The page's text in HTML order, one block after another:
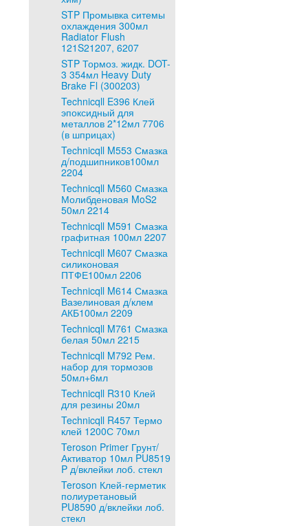
STP Промывка ситемы
охлаждения 300мл
Radiator Flush
121S21207, 6207
STP Тормоз. жидк. DOT-
3 354мл Heavy Duty
Brake Fl (300203)
Technicqll E396 Клей
эпоксидный для
металлов 2*12мл 7706
(в шприцах)
Technicqll M553 Смазка
д/подшипников100мл
2204
Technicqll M560 Смазка
Молибденовая MoS2
50мл 2214
Technicqll M591 Смазка
графитная 100мл 2207
Technicqll M607 Смазка
силиконовая
ПТФЕ100мл 2206
Technicqll M614 Смазка
Вазелиновая д/клем
АКБ100мл 2209
Technicqll M761 Смазка
белая 50мл 2215
Technicqll M792 Рем.
набор для тормозов
50мл+6мл
Technicqll R310 Клей
для резины 20мл
Technicqll R457 Термо
клей 1200С 70мл
Teroson Primer Грунт/
Активатор 10мл PU8519
P д/вклейки лоб. стекл
Teroson Клей-герметик
полиуретановый
PU8590 д/вклейки лоб.
стекл